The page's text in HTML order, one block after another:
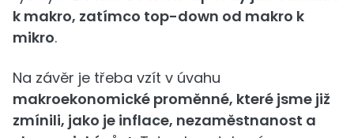
k makro, zatímco top-down od makro k
mikro.
Na závěr je třeba vzít v úvahu
makroekonomické proměnné, které jsme již
zmínili, jako je inflace, nezaměstnanost a